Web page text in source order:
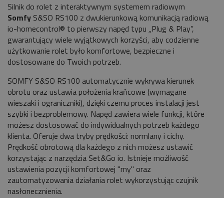
Silnik do rolet z interaktywnym systemem radiowym
Somfy S&SO RS100 z dwukierunkową komunikacją radiową
io-homecontrol® to pierwszy napęd typu „Plug & Play”,
gwarantujący wiele wyjątkowych korzyści, aby codzienne
użytkowanie rolet było komfortowe, bezpieczne i
dostosowane do Twoich potrzeb.
SOMFY S&SO RS100 automatycznie wykrywa kierunek
obrotu oraz ustawia położenia krańcowe (wymagane
wieszaki i ograniczniki), dzięki czemu proces instalacji jest
szybki i bezproblemowy. Napęd zawiera wiele funkcji, które
możesz dostosować do indywidualnych potrzeb każdego
klienta. Oferuje dwa tryby prędkości: normlany i cichy.
Prędkość obrotową dla każdego z nich możesz ustawić
korzystając z narzędzia Set&Go io. Istnieje możliwość
ustawienia pozycji komfortowej "my" oraz
zautomatyzowania działania rolet wykorzystując czujnik
nasłonecznienia.